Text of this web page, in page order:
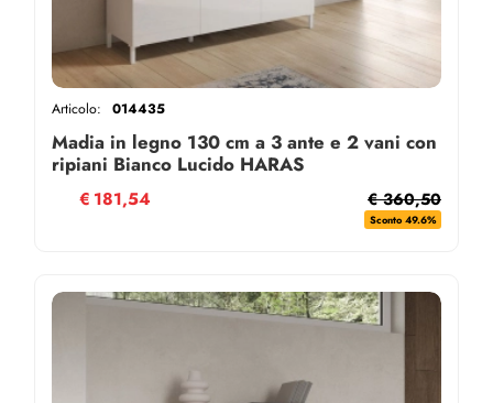
Madia in legno 130 cm a 3 ante e 2 vani con
ripiani Bianco Lucido HARAS
Articolo: 014435
€ 360,50
Sconto 49.6%
€ 181,54